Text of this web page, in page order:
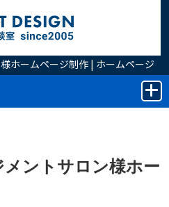
ホームページ制作 | ホームページ
ントサロン様ホー